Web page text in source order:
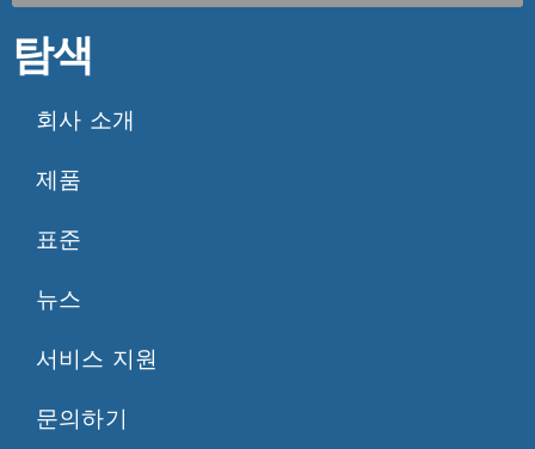
탐색
회사 소개
제품
표준
뉴스
서비스 지원
문의하기